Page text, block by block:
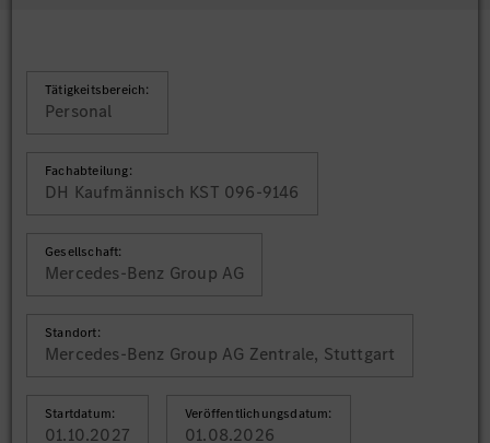
Tätigkeitsbereich:
Personal
Fachabteilung:
DH Kaufmännisch KST 096-9146
Gesellschaft:
Mercedes-Benz Group AG
Standort:
Mercedes-Benz Group AG Zentrale, Stuttgart
Startdatum:
01.10.2027
Veröffentlichungsdatum:
01.08.2026